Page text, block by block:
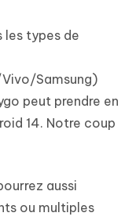
les types de
Samsung)
peut prendre en
14. Notre coup
aussi
ou multiples